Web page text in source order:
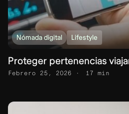
Nómada digital Lifestyle
Proteger pertenencias
Febrero 25, 2026 17 min